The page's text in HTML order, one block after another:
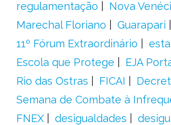
regulamentação
Nova
Marechal Floriano
Guarapari
11º Fórum Extraordinário
Escola que Protege
EJA
Rio das Ostras
FICAI
Semana de Combate à
FNEX
desigualdades